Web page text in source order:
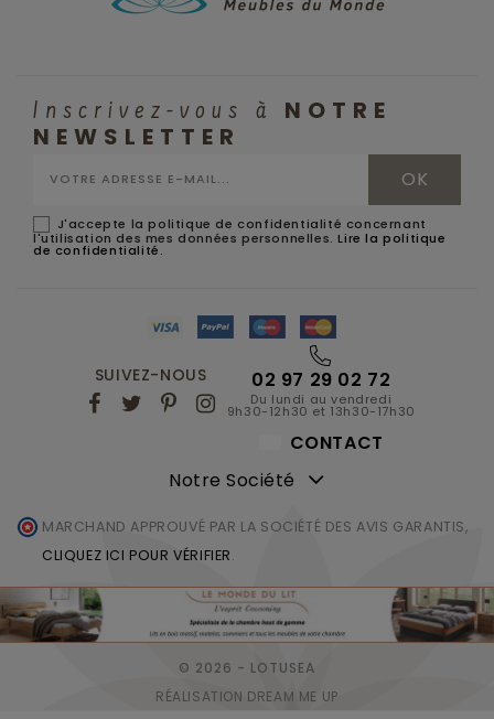
Inscrivez-vous à
NOTRE
NEWSLETTER
J'accepte la politique de confidentialité concernant
l'utilisation des mes données personnelles.Lire la politique
de confidentialité.
SUIVEZ-NOUS 02 97 29 02 72
Du lundi au vendredi
9h30-12h30 et 13h30-17h30
CONTACT
Notre Société
MARCHAND APPROUVÉ PAR LA SOCIÉTÉ DES AVIS GARANTIS,
CLIQUEZ ICI POUR VÉRIFIER.
© 2026 - LOTUSEA
RÉALISATION DREAM ME UP